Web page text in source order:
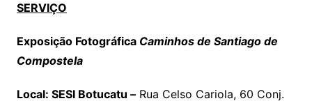
SERVIÇO
Exposição Fotográfica Caminhos de Santiago de
Compostela
Local: SESI Botucatu –Rua Celso Cariola, 60 Conj.